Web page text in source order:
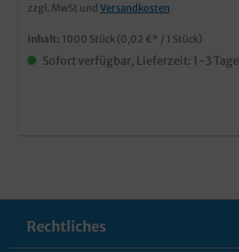
zzgl. MwSt und Versandkosten
Inhalt: 1000 Stück (0,02 €* / 1 Stück)
Sofort verfügbar, Lieferzeit: 1-3 Tage
Rechtliches